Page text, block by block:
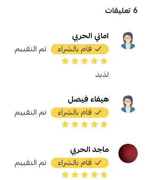
6 تعليقات
اماني الحربي
قام بالشراء
تم التقييم
لذيذ
هيفاء فيصل
قام بالشراء
تم التقييم
ماجد الحربي
قام بالشراء
تم التقييم